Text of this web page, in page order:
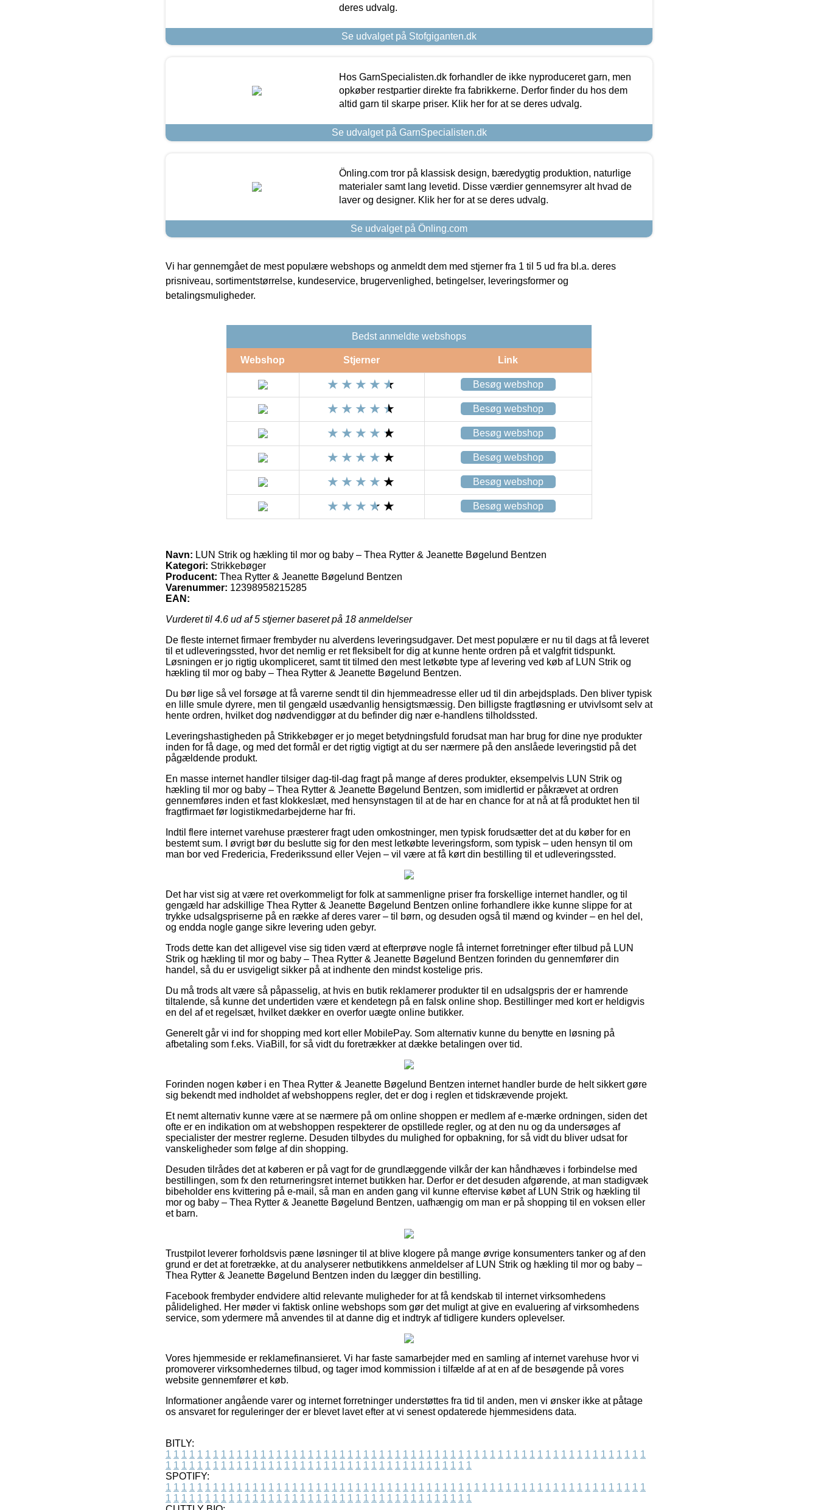
deres udvalg.
Se udvalget på Stofgiganten.dk
Hos GarnSpecialisten.dk forhandler de ikke nyproduceret garn, men
opkøber restpartier direkte fra fabrikkerne. Derfor finder du hos dem
altid garn til skarpe priser. Klik her for at se deres udvalg.
Se udvalget på GarnSpecialisten.dk
Önling.com tror på klassisk design, bæredygtig produktion, naturlige
materialer samt lang levetid. Disse værdier gennemsyrer alt hvad de
laver og designer. Klik her for at se deres udvalg.
Se udvalget på Önling.com
Vi har gennemgået de mest populære webshops og anmeldt dem med stjerner fra 1 til 5 ud fra bl.a. deres
prisniveau, sortimentstørrelse, kundeservice, brugervenlighed, betingelser, leveringsformer og
betalingsmuligheder.
Bedst anmeldte webshops
Webshop Stjerner Link
Besøg webshop
Besøg webshop
Besøg webshop
Besøg webshop
Besøg webshop
Besøg webshop
Navn: LUN Strik og hækling til mor og baby – Thea Rytter & Jeanette Bøgelund Bentzen
Kategori: Strikkebøger
Producent: Thea Rytter & Jeanette Bøgelund Bentzen
Varenummer: 12398958215285
EAN:
Vurderet til 4.6 ud af 5 stjerner baseret på 18 anmeldelser
De fleste internet firmaer frembyder nu alverdens leveringsudgaver. Det mest populære er nu til dags at få leveret
til et udleveringssted, hvor det nemlig er ret fleksibelt for dig at kunne hente ordren på et valgfrit tidspunkt.
Løsningen er jo rigtig ukompliceret, samt tit tilmed den mest letkøbte type af levering ved køb af LUN Strik og
hækling til mor og baby – Thea Rytter & Jeanette Bøgelund Bentzen.
Du bør lige så vel forsøge at få varerne sendt til din hjemmeadresse eller ud til din arbejdsplads. Den bliver typisk
en lille smule dyrere, men til gengæld usædvanlig hensigtsmæssig. Den billigste fragtløsning er utvivlsomt selv at
hente ordren, hvilket dog nødvendiggør at du befinder dig nær e-handlens tilholdssted.
Leveringshastigheden på Strikkebøger er jo meget betydningsfuld forudsat man har brug for dine nye produkter
inden for få dage, og med det formål er det rigtig vigtigt at du ser nærmere på den anslåede leveringstid på det
pågældende produkt.
En masse internet handler tilsiger dag-til-dag fragt på mange af deres produkter, eksempelvis LUN Strik og
hækling til mor og baby – Thea Rytter & Jeanette Bøgelund Bentzen, som imidlertid er påkrævet at ordren
gennemføres inden et fast klokkeslæt, med hensynstagen til at de har en chance for at nå at få produktet hen til
fragtfirmaet før logistikmedarbejderne har fri.
Indtil flere internet varehuse præsterer fragt uden omkostninger, men typisk forudsætter det at du køber for en
bestemt sum. I øvrigt bør du beslutte sig for den mest letkøbte leveringsform, som typisk – uden hensyn til om
man bor ved Fredericia, Frederikssund eller Vejen – vil være at få kørt din bestilling til et udleveringssted.
Det har vist sig at være ret overkommeligt for folk at sammenligne priser fra forskellige internet handler, og til
gengæld har adskillige Thea Rytter & Jeanette Bøgelund Bentzen online forhandlere ikke kunne slippe for at
trykke udsalgspriserne på en række af deres varer – til børn, og desuden også til mænd og kvinder – en hel del,
og endda nogle gange sikre levering uden gebyr.
Trods dette kan det alligevel vise sig tiden værd at efterprøve nogle få internet forretninger efter tilbud på LUN
Strik og hækling til mor og baby – Thea Rytter & Jeanette Bøgelund Bentzen forinden du gennemfører din
handel, så du er usvigeligt sikker på at indhente den mindst kostelige pris.
Du må trods alt være så påpasselig, at hvis en butik reklamerer produkter til en udsalgspris der er hamrende
tiltalende, så kunne det undertiden være et kendetegn på en falsk online shop. Bestillinger med kort er heldigvis
en del af et regelsæt, hvilket dækker en overfor uægte online butikker.
Generelt går vi ind for shopping med kort eller MobilePay. Som alternativ kunne du benytte en løsning på
afbetaling som f.eks. ViaBill, for så vidt du foretrækker at dække betalingen over tid.
Forinden nogen køber i en Thea Rytter & Jeanette Bøgelund Bentzen internet handler burde de helt sikkert gøre
sig bekendt med indholdet af webshoppens regler, det er dog i reglen et tidskrævende projekt.
Et nemt alternativ kunne være at se nærmere på om online shoppen er medlem af e-mærke ordningen, siden det
ofte er en indikation om at webshoppen respekterer de opstillede regler, og at den nu og da undersøges af
specialister der mestrer reglerne. Desuden tilbydes du mulighed for opbakning, for så vidt du bliver udsat for
vanskeligheder som følge af din shopping.
Desuden tilrådes det at køberen er på vagt for de grundlæggende vilkår der kan håndhæves i forbindelse med
bestillingen, som fx den returneringsret internet butikken har. Derfor er det desuden afgørende, at man stadigvæk
bibeholder ens kvittering på e-mail, så man en anden gang vil kunne eftervise købet af LUN Strik og hækling til
mor og baby – Thea Rytter & Jeanette Bøgelund Bentzen, uafhængig om man er på shopping til en voksen eller
et barn.
Trustpilot leverer forholdsvis pæne løsninger til at blive klogere på mange øvrige konsumenters tanker og af den
grund er det at foretrække, at du analyserer netbutikkens anmeldelser af LUN Strik og hækling til mor og baby –
Thea Rytter & Jeanette Bøgelund Bentzen inden du lægger din bestilling.
Facebook frembyder endvidere altid relevante muligheder for at få kendskab til internet virksomhedens
pålidelighed. Her møder vi faktisk online webshops som gør det muligt at give en evaluering af virksomhedens
service, som ydermere må anvendes til at danne dig et indtryk af tidligere kunders oplevelser.
Vores hjemmeside er reklamefinansieret. Vi har faste samarbejder med en samling af internet varehuse hvor vi
promoverer virksomhedernes tilbud, og tager imod kommission i tilfælde af at en af de besøgende på vores
website gennemfører et køb.
Informationer angående varer og internet forretninger understøttes fra tid til anden, men vi ønsker ikke at påtage
os ansvaret for reguleringer der er blevet lavet efter at vi senest opdaterede hjemmesidens data.
BITLY:
1 1 1 1 1 1 1 1 1 1 1 1 1 1 1 1 1 1 1 1 1 1 1 1 1 1 1 1 1 1 1 1 1 1 1 1 1 1 1 1 1 1 1 1 1 1 1 1 1 1 1 1 1 1 1 1 1 1 1 1 1
1 1 1 1 1 1 1 1 1 1 1 1 1 1 1 1 1 1 1 1 1 1 1 1 1 1 1 1 1 1 1 1 1 1 1 1 1 1 1
SPOTIFY:
1 1 1 1 1 1 1 1 1 1 1 1 1 1 1 1 1 1 1 1 1 1 1 1 1 1 1 1 1 1 1 1 1 1 1 1 1 1 1 1 1 1 1 1 1 1 1 1 1 1 1 1 1 1 1 1 1 1 1 1 1
1 1 1 1 1 1 1 1 1 1 1 1 1 1 1 1 1 1 1 1 1 1 1 1 1 1 1 1 1 1 1 1 1 1 1 1 1 1 1